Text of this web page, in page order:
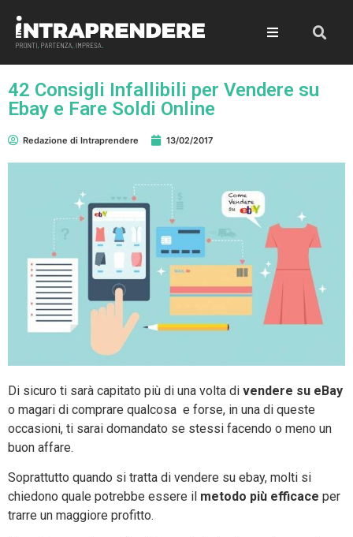
42 Consigli Infallibili per Vendere su
Ebay e Fare Soldi Online
Redazione di Intraprendere 13/02/2017
Di sicuro ti sarà capitato più di una volta di vendere su eBay
o magari di comprare qualcosa e forse, in una di queste
occasioni, ti sarai domandato se stessi facendo o meno un
buon affare.
Soprattutto quando si tratta di vendere su ebay, molti si
chiedono quale potrebbe essere il metodo più efficace per
trarre un maggiore profitto.